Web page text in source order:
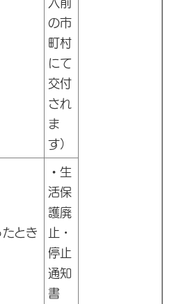
入前
の市
町村
にて
交付
され
ま
す）
とき
・ 生
活保
護廃
止・
停止
通知
書